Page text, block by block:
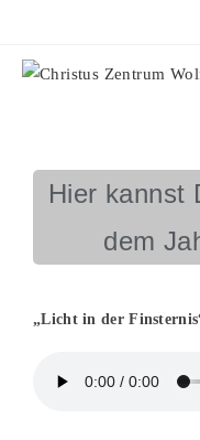
Hier kannst
dem
„Licht in der